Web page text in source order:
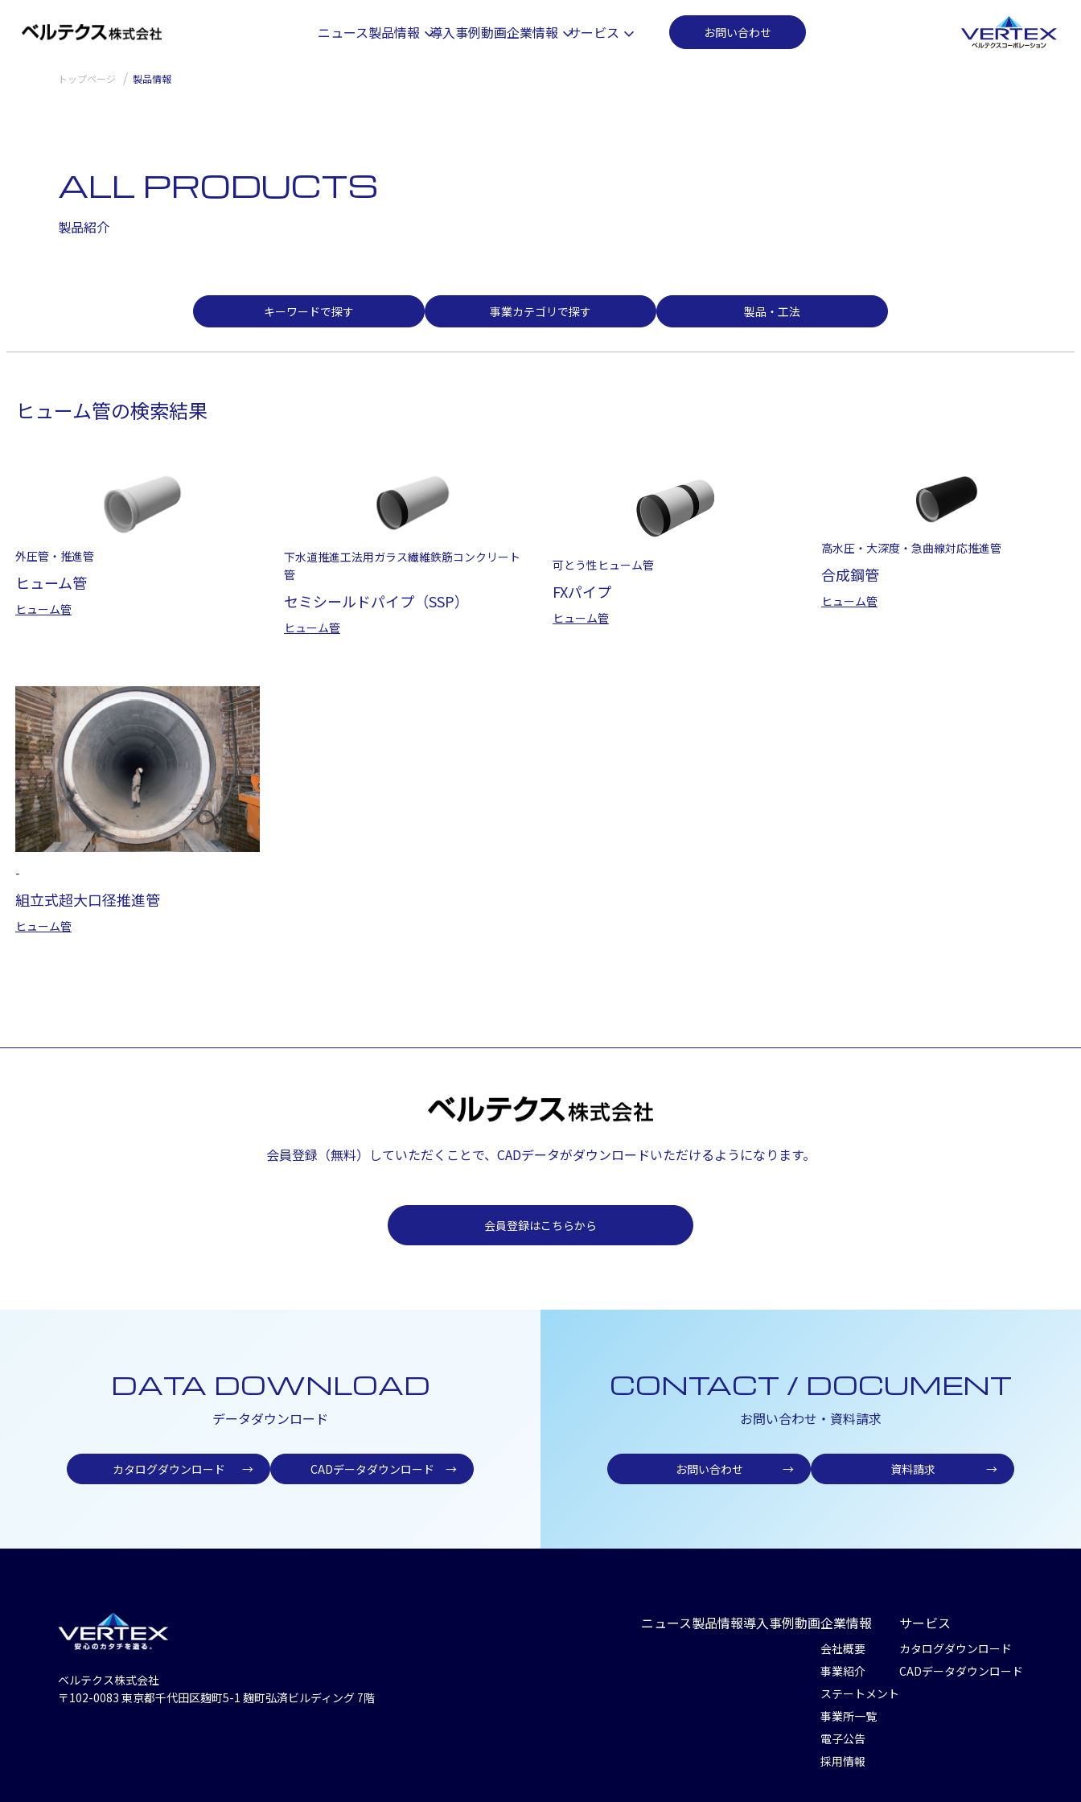
ニュース製品情報 導入事例動画企業情報 サービス お問い合わせ
事業カテゴリで探す 製品・工法
トップページ 製品情報
ALL PRODUCTS
製品紹介
キーワードで探す 事業カテゴリで探す 製品・工法
ヒューム管の検索結果
外圧管・推進管
ヒューム管
ヒューム管
下水道推進工法用ガラス繊維鉄筋コンクリート
管
セミシールドパイプ（SSP）
ヒューム管
可とう性ヒューム管
FXパイプ
ヒューム管
高水圧・大深度・急曲線対応推進管
合成鋼管
ヒューム管
-
組立式超大口径推進管
ヒューム管
会員登録（無料）していただくことで、 CADデータがダウンロードいただけるようになります。
会員登録はこちらから
DATA DOWNLOAD
データダウンロード
カタログダウンロード → CADデータダウンロード →
CONTACT / DOCUMENT
お問い合わせ・資料請求
お問い合わせ → 資料請求 →
ベルテクス株式会社
〒102-0083 東京都千代⽥区麹町5-1 麹町弘済ビルディング 7階
ニュース製品情報導入事例動画企業情報
会社概要
事業紹介
ステートメント
事業所一覧
電子公告
採用情報
サービス
カタログダウンロード
CADデータダウンロード